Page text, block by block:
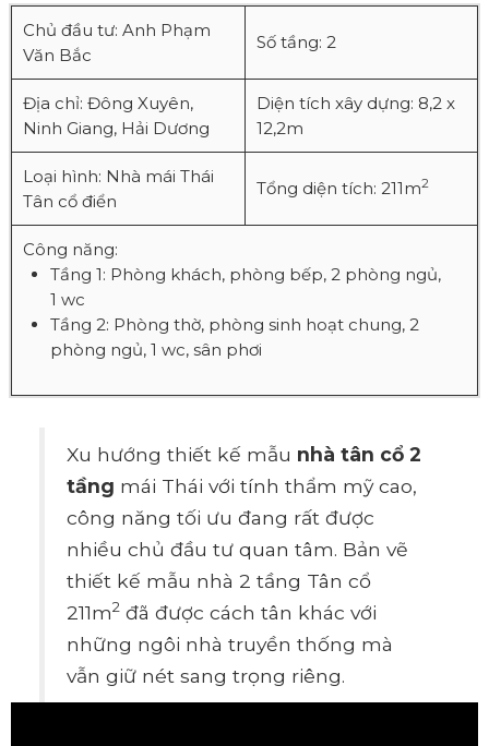
Chủ đầu tư: Anh Phạm
Văn Bắc
Số tầng: 2
Địa chỉ: Đông Xuyên,
Ninh Giang, Hải Dương
Diện tích xây dựng: 8,2 x
12,2m
Loại hình: Nhà mái Thái
Tân cổ điển
Tổng diện tích: 211m2
Công năng:
Tầng 1: Phòng khách, phòng bếp, 2 phòng ngủ,
1 wc
Tầng 2: Phòng thờ, phòng sinh hoạt chung, 2
phòng ngủ, 1 wc, sân phơi
Xu hướng thiết kế mẫu nhà tân cổ 2
tầng mái Thái với tính thẩm mỹ cao,
công năng tối ưu đang rất được
nhiều chủ đầu tư quan tâm. Bản vẽ
thiết kế mẫu nhà 2 tầng Tân cổ
211m2 đã được cách tân khác với
những ngôi nhà truyền thống mà
vẫn giữ nét sang trọng riêng.